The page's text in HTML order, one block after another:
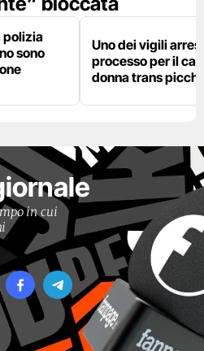
polizia
sono
Uno dei vigili
processo per il
donna trans
in cui